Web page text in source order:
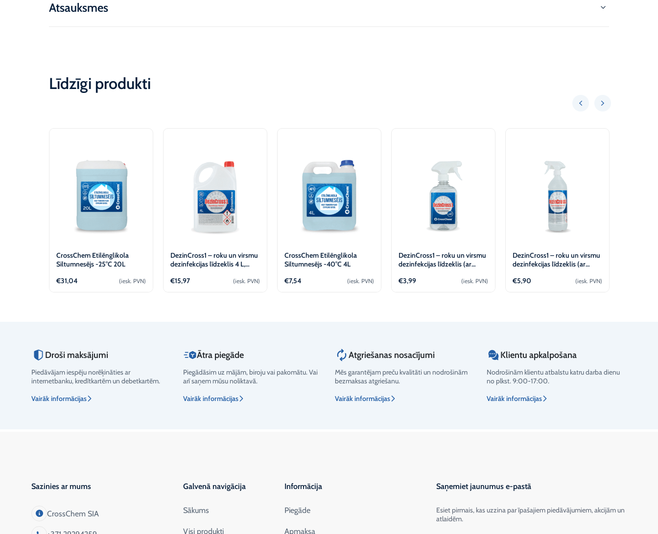
Atsauksmes
Līdzīgi produkti
CrossChem Etilēnglikola
Siltumnesējs -25°C 20L
€31,04 (iesk. PVN)
DezinCross1 – roku un virsmu
dezinfekcijas līdzeklis 4 L,
€15,97 (iesk. PVN)
CrossChem Etilēnglikola
Siltumnesējs -40°C 4L
€7,54 (iesk. PVN)
DezinCross1 – roku un virsmu
dezinfekcijas līdzeklis (ar
CrossChem
€3,99 (iesk. PVN)
DezinCross1 – roku un virsmu
dezinfekcijas līdzeklis (ar
€5,90 (iesk. PVN)
Vērtējums
Droši maksājumi
Piedāvājam iespēju norēķināties ar
internetbanku, kredītkartēm un debetkartēm.
Vairāk informācijas
Ātra piegāde
Piegādāsim uz mājām, biroju vai pakomātu. Vai
arī saņem mūsu noliktavā.
Vairāk informācijas
Atgriešanas nosacījumi
Mēs garantējam preču kvalitāti un nodrošinām
bezmaksas atgriešanu.
Vairāk informācijas
Klientu apkalpošana
Nodrošinām klientu atbalstu katru darba dienu
no plkst. 9:00-17:00.
Vairāk informācijas
Sazinies ar mums
CrossChem SIA
Galvenā navigācija
Sākums
Visi produkti
Informācija
Piegāde
Apmaksa
Saņemiet jaunumus e-pastā
Esiet pirmais, kas uzzina par īpašajiem piedāvājumiem, akcijām un
atlaidēm.